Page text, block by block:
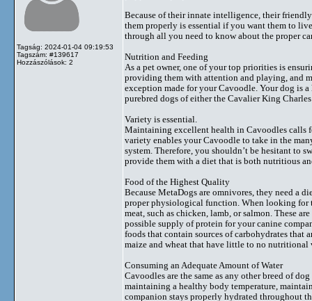
Tagság: 2024-01-04 09:19:53
Tagszám: #139617
Hozzászólások: 2
Because of their innate intelligence, their
them properly is essential if you want them to
through all you need to know about the proper
Nutrition and Feeding
As a pet owner, one of your top priorities is
providing them with attention and playing, and
exception made for your Cavoodle. Your dog is
purebred dogs of either the Cavalier King
Variety is essential.
Maintaining excellent health in Cavoodles calls
variety enables your Cavoodle to take in the
system. Therefore, you shouldn’t be hesitant to
provide them with a diet that is both nutritious
Food of the Highest Quality
Because MetaDogs are omnivores, they need a
proper physiological function. When looking for
meat, such as chicken, lamb, or salmon. These
possible supply of protein for your canine
foods that contain sources of carbohydrates that
maize and wheat that have little to no nutritional
Consuming an Adequate Amount of Water
Cavoodles are the same as any other breed of
maintaining a healthy body temperature,
companion stays properly hydrated throughout